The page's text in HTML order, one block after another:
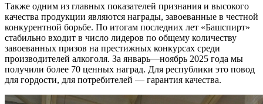
Также одним из главных показателей признания и высокого
качества продукции являются награды, завоеванные в честной
конкурентной борьбе. По итогам последних лет «Башспирт»
стабильно входит в число лидеров по общему количеству
завоеванных призов на престижных конкурсах среди
производителей алкоголя. За январь—ноябрь 2025 года мы
получили более 70 ценных наград. Для республики это повод
для гордости, для потребителей — гарантия качества.